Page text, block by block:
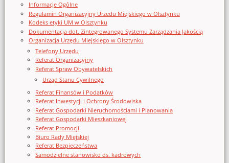
Informacje Ogólne
Regulamin Organizacyjny Urzedu Miejskiego w Olsztynku
Kodeks etyki UM w Olsztynku
Dokumentacja dot. Zintegrowanego Systemu Zarządzania Jakością
Organizacja Urzędu Miejskiego w Olsztynku
Telefony Urzędu
Referat Organizacyjny
Referat Spraw Obywatelskich
Urząd Stanu Cywilnego
Referat Finansów i Podatków
Referat Inwestycji i Ochrony Środowiska
Referat Gospodarki Nieruchomościami i Planowania
Referat Gospodarki Mieszkaniowej
Referat Promocji
Biuro Rady Miejskiej
Referat Bezpieczeństwa
Samodzielne stanowisko ds. kadrowych